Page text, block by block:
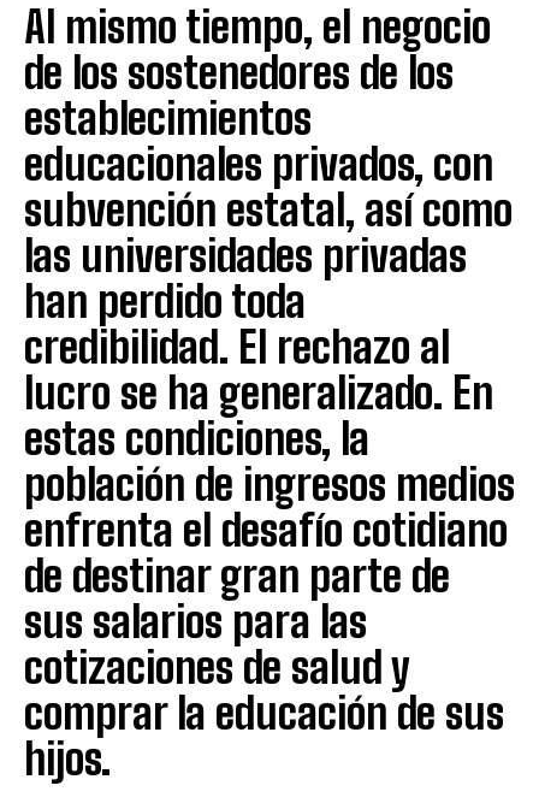
Al mismo tiempo, el negocio
de los sostenedores de los
establecimientos
educacionales privados, con
subvención estatal, así como
las universidades privadas
han perdido toda
credibilidad. El rechazo al
lucro se ha generalizado. En
estas condiciones, la
población de ingresos medios
enfrenta el desafío cotidiano
de destinar gran parte de
sus salarios para las
cotizaciones de salud y
comprar la educación de sus
hijos.